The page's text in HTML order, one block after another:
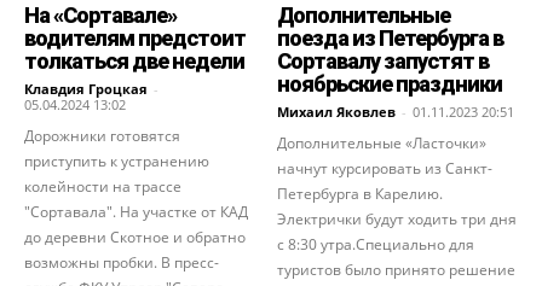
На «Сортавале»
водителям предстоит
толкаться две недели
Клавдия Гроцкая -
05.04.2024 13:02
Дорожники готовятся
приступить к устранению
колейности на трассе
"Сортавала". На участке от КАД
до деревни Скотное и обратно
возможны пробки. В пресс-
Дополнительные
поезда из Петербурга в
Сортавалу запустят в
ноябрьские праздники
Михаил Яковлев - 01.11.2023 20:51
Дополнительные «Ласточки»
начнут курсировать из Санкт-
Петербурга в Карелию.
Электрички будут ходить три дня
с 8:30 утра.Специально для
туристов было принято решение